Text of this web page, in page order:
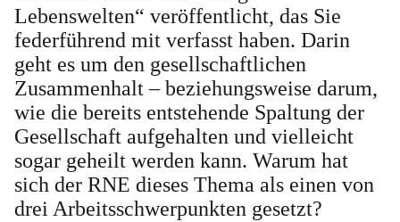
Lebenswelten“ veröffentlicht, das Sie
federführend mit verfasst haben. Darin
geht es um den gesellschaftlichen
Zusammenhalt – beziehungsweise darum,
wie die bereits entstehende Spaltung der
Gesellschaft aufgehalten und vielleicht
sogar geheilt werden kann. Warum hat
sich der RNE dieses Thema als einen von
drei Arbeitsschwerpunkten gesetzt?